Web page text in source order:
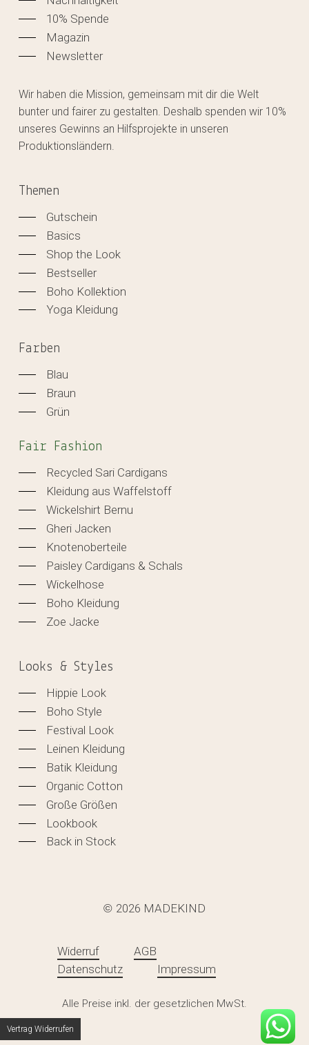
Zwischensumme:
WARENKORB ANZEIGEN
10% Spende
Magazin
Newsletter
Wir haben die Mission, gemeinsam mit dir die Welt
bunter und fairer zu gestalten. Deshalb spenden wir 10%
unseres Gewinns an Hilfsprojekte in unseren
Produktionsländern.
Themen
Gutschein
Basics
Shop the Look
Bestseller
Boho Kollektion
Yoga Kleidung
Farben
Blau
Braun
Grün
Fair Fashion
Recycled Sari Cardigans
Kleidung aus Waffelstoff
Wickelshirt Bernu
Gheri Jacken
Knotenoberteile
Paisley Cardigans & Schals
Wickelhose
Boho Kleidung
Zoe Jacke
Looks & Styles
Hippie Look
Boho Style
Festival Look
Leinen Kleidung
Batik Kleidung
Organic Cotton
Große Größen
Lookbook
Back in Stock
© 2026 MADEKIND
Widerruf
AGB
Datenschutz
Impressum
Alle Preise inkl. der gesetzlichen MwSt.
Vertrag Widerrufen